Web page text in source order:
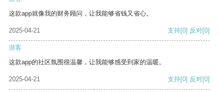
这款app就像我的财务顾问，让我能够省钱又省心。
2025-04-21 支持[0] 反对[0]
游客
这款app的社区氛围很温馨，让我能够感受到家的温暖。
2025-04-21 支持[0] 反对[0]